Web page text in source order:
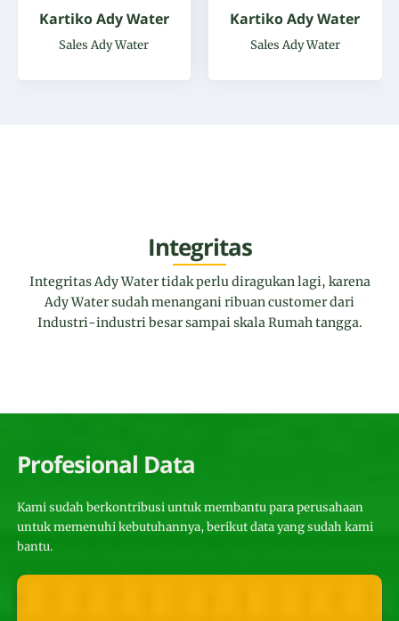
Kartiko Ady Water
Sales Ady Water
Kartiko Ady Water
Sales Ady Water
Integritas
Integritas Ady Water tidak perlu diragukan lagi, karena
Ady Water sudah menangani ribuan customer dari
Industri-industri besar sampai skala Rumah tangga.
Profesional Data
Kami sudah berkontribusi untuk membantu para perusahaan
untuk memenuhi kebutuhannya, berikut data yang sudah kami
bantu.